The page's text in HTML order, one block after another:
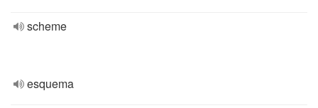
scheme
esquema